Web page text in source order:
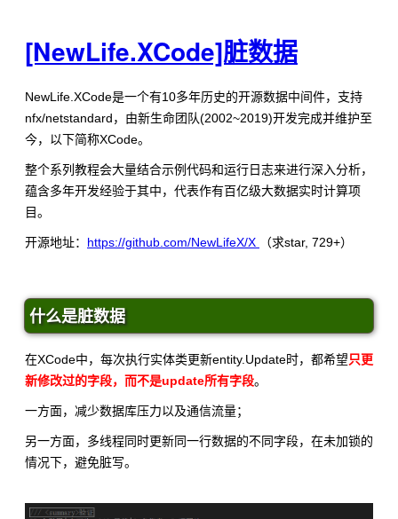
[NewLife.XCode]脏数据
NewLife.XCode是一个有10多年历史的开源数据中间件，支持
nfx/netstandard，由新生命团队(2002~2019)开发完成并维护至
今，以下简称XCode。
整个系列教程会大量结合示例代码和运行日志来进行深入分析，
蕴含多年开发经验于其中，代表作有百亿级大数据实时计算项
目。
开源地址： https://github.com/NewLifeX/X （求star, 729+）
什么是脏数据
在XCode中，每次执行实体类更新entity.Update时，都希望只更
新修改过的字段，而不是update所有字段。
一方面，减少数据库压力以及通信流量；
另一方面，多线程同时更新同一行数据的不同字段，在未加锁的
情况下，避免脏写。